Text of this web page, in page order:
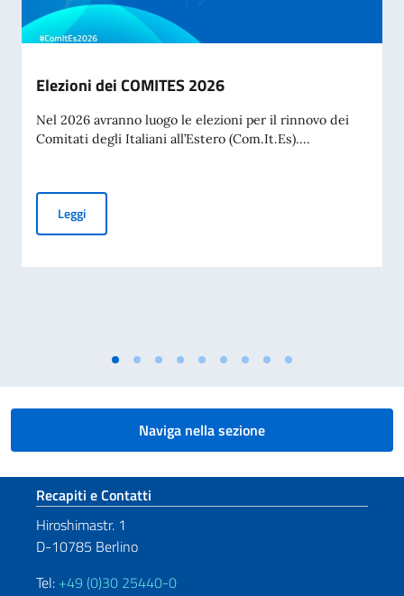
Elezioni dei COMITES 2026
Nel 2026 avranno luogo le elezioni per il rinnovo dei
Comitati degli Italiani all’Estero (Com.It.Es)....
LeggiElezioni dei COMITES 2026
Naviga nella sezione
Sezione footer
Recapiti e Contatti
Hiroshimastr. 1
D-10785 Berlino
Tel: +49 (0)30 25440-0